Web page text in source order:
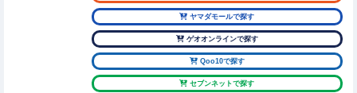
ヤマダモールで探す
ゲオオンラインで探す
Qoo10で探す
セブンネットで探す